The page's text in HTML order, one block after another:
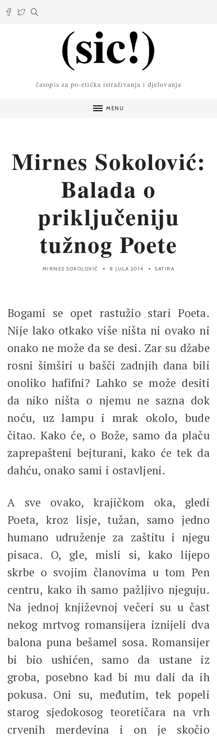
časopis za po-etička istraživanja i djelovanja
MENU
Mirnes Sokolović:
Balada o
priključeniju
tužnog Poete
MIRNES SOKOLOVIĆ 8 JULA 2014 SATIRA
Bogami se opet rastužio stari Poeta.
Nije lako otkako više ništa ni ovako ni
onako ne može da se desi. Zar su džabe
rosni šimširi u bašči zadnjih dana bili
onoliko hafifni? Lahko se može desiti
da niko ništa o njemu ne sazna dok
noću, uz lampu i mrak okolo, bude
čitao. Kako će, o Bože, samo da plaču
zaprepašteni bejturani, kako će tek da
dahću, onako sami i ostavljeni.
A sve ovako, krajičkom oka, gledi
Poeta, kroz lisje, tužan, samo jedno
humano udruženje za zaštitu i njegu
pisaca. O, gle, misli si, kako lijepo
skrbe o svojim članovima u tom Pen
centru, kako ih samo pažljivo njeguju.
Na jednoj književnoj večeri su u čast
nekog mrtvog romansijera iznijeli dva
balona puna bešamel sosa. Romansijer
bi bio ushićen, samo da ustane iz
groba, posebno kad bi mu dali da ih
pokusa. Oni su, međutim, tek popeli
starog sjedokosog teoretičara na vrh
crvenih merdevina i on je skočio